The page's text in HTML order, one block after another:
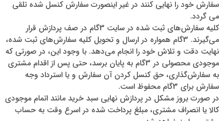
سفارش خود را نهایی کنند در غیر اینصورت سفارش کنسل شده تلقی
می گردد.
کلیه سفارش‌‏های ثبت شده در سایت 3گام در صف پردازش قرار
می‏‌گیرند. 3گام همواره در ارسال و تحویل کلیه سفارش‌‏های ثبت شده،
نهایت دقت و تلاش خود را انجام می‌دهد. با وجود این، در صورتی که
موجودی محصولی در 3گام به پایان برسد، حتی پس از اقدام مشتری
به سفارش‌‏گذاری، حق کنسل کردن آن سفارش و یا استرداد وجه
سفارش برای 3گام محفوظ است.
در صورت بروز مشکل در پردازش نهایی سبد خرید مانند اتمام موجودی
کالا یا انصراف مشتری، مبلغ پرداخت شده در اسرع وقت به حساب